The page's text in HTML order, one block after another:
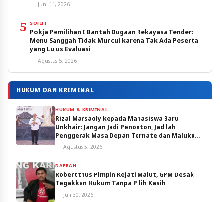
Juni 11, 2026
5 SOFIFI
Pokja Pemilihan I Bantah Dugaan Rekayasa Tender:
Menu Sanggah Tidak Muncul karena Tak Ada Peserta
yang Lulus Evaluasi
Agustus 5, 2026
HUKUM DAN KRIMINAL
HUKUM & KRIMINAL
Rizal Marsaoly kepada Mahasiswa Baru
Unkhair: Jangan Jadi Penonton, Jadilah
Penggerak Masa Depan Ternate dan Maluku
Utara
Agustus 5, 2026
DAERAH
Robertthus Pimpin Kejati Malut, GPM Desak
Tegakkan Hukum Tanpa Pilih Kasih
Juli 30, 2026